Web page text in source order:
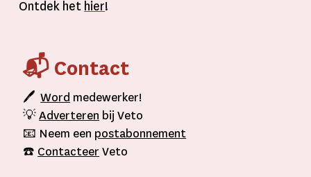
Ontdek het hier!
📬 Contact
🖊Word medewerker!
💡Adverteren bij Veto
📧 Neem een postabonnement
☎️ Contacteer Veto